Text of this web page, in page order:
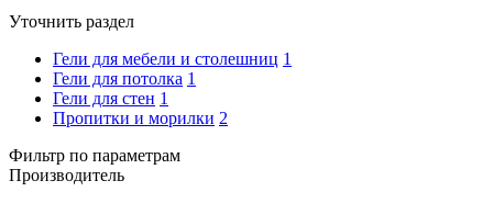
Уточнить раздел
Гели для мебели и столешниц 1
Гели для потолка 1
Гели для стен 1
Пропитки и морилки 2
Фильтр по параметрам
Производитель